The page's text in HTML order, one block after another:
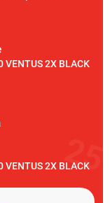
2X BLACK
2X BLACK